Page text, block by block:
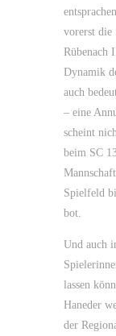
vorerst die
Rübenach
Dynamik
auch
– eine
scheint
beim SC
Spielfeld
bot.
Und auch
lassen
Haneder
der